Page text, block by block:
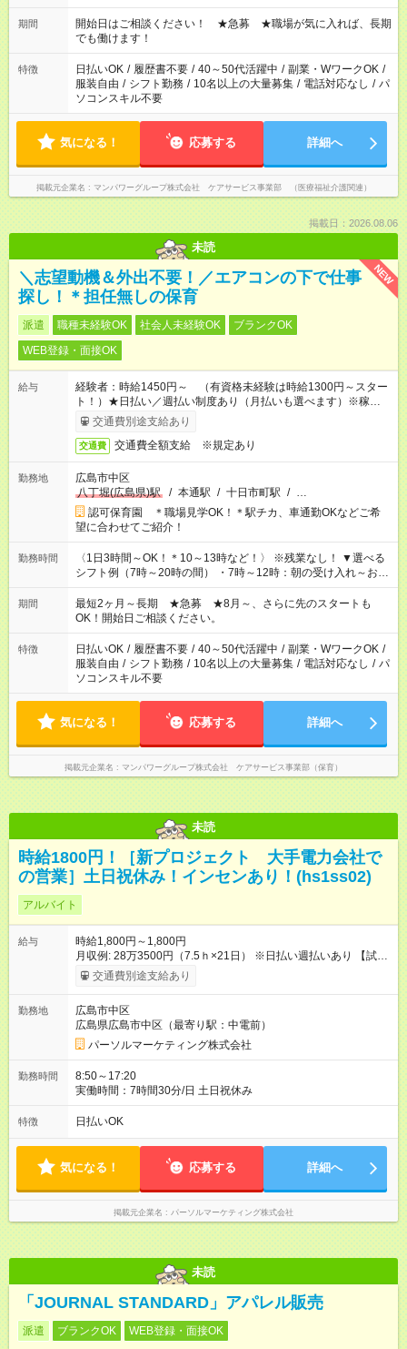
場合、他のお仕事と合わせ週40時間超の就業はご案内できませ
ん ※法令に基づき、週20時間以上勤務は社会保険への加入対象
となります ※労働者派遣法（日雇い派遣の原則禁止）により、
短時間・短期間の就業はご案内が難しい場合があります
期間
開始日はご相談ください！ ★急募 ★職場が気に入れば、長期
でも働けます！
特徴 日払いOK / 履歴書不要 / 40～50代活躍中 / 副業・WワークOK /
服装自由 / シフト勤務 / 10名以上の大量募集 / 電話対応なし / パ
ソコンスキル不要
気になる！ 応募する 詳細へ
掲載元企業名 マンパワーグループ株式会社 ケアサービス事業部 （医療福祉介護関連）
掲載日：2026.08.06
未読
NEW
＼志望動機＆外出不要！／エアコンの下で仕事
探し！＊担任無しの保育
派遣 職種未経験OK 社会人未経験OK
ブランクOK
WEB登録・面接OK
給与
経験者：時給1450円～ （有資格未経験は時給1300円～スター
ト！）★日払い／週払い制度あり（月払いも選べます）※稼働開
始時は手続き完了次第のお支払いとなります★フルタイムできる
方は100円アップ！
交通費別途支給あり
交通費 交通費全額支給 ※規定あり
勤務地
広島市中区
八丁堀(広島県)駅
/ 本通駅 / 十日市町駅 / …
認可保育園 ＊職場見学OK！＊駅チカ、車通勤OKなどご希
望に合わせてご紹介！
勤務時間
〈1日3時間～OK！＊10～13時など！〉 ※残業なし！ ▼選べる
シフト例（7時～20時の間） ・7時～12時：朝の受け入れ～お昼
の準備 ・10時～13時：園児の見守り～お昼の補助 ・9時～16
時：帰りの会まで！子供の成長を見守る ・15時～20時：夜のお
迎えサポート
期間
最短2ヶ月～長期 ★急募 ★8月～、さらに先のスタートも
OK！開始日ご相談ください。
特徴 日払いOK / 履歴書不要 / 40～50代活躍中 / 副業・WワークOK /
服装自由 / シフト勤務 / 10名以上の大量募集 / 電話対応なし / パ
ソコンスキル不要
気になる！ 応募する 詳細へ
掲載元企業名 マンパワーグループ株式会社 ケアサービス事業部（保育）
未読
時給1800円！［新プロジェクト 大手電力会社で
の営業］土日祝休み！インセンあり！(hs1ss02)
アルバイト
給与
時給1,800円～1,800円
月収例: 28万3500円（7.5ｈ×21日） ※日払い週払いあり 【試用
期間】試用期間なし
交通費別途支給あり
勤務地
広島市中区
広島県広島市中区（最寄り駅：中電前）
パーソルマーケティング株式会社
勤務時間
8:50～17:20
実働時間：7時間30分/日 土日祝休み
特徴 日払いOK
気になる！ 応募する 詳細へ
掲載元企業名 パーソルマーケティング株式会社
未読
「JOURNAL STANDARD」アパレル販売
派遣 ブランクOK WEB登録・面接OK